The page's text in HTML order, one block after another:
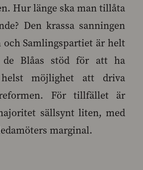
Hur länge ska man tillåta
Den krassa sanningen
och Samlingspartiet är helt
de Blåas stöd för att ha
möjlighet att driva
För tillfället är
sällsynt liten, med
marginal.